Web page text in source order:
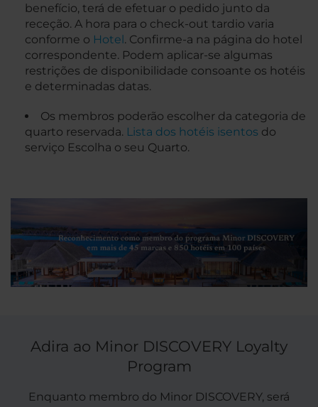
benefício, terá de efetuar o pedido junto da
receção. A hora para o check-out tardio varia
conforme o Hotel. Confirme-a na página do hotel
correspondente. Podem aplicar-se algumas
restrições de disponibilidade consoante os hotéis
e determinadas datas.
Os membros poderão escolher da categoria de
quarto reservada. Lista dos hotéis isentos do
serviço Escolha o seu Quarto.
Adira ao Minor DISCOVERY Loyalty
Program
Enquanto membro do Minor DISCOVERY, será